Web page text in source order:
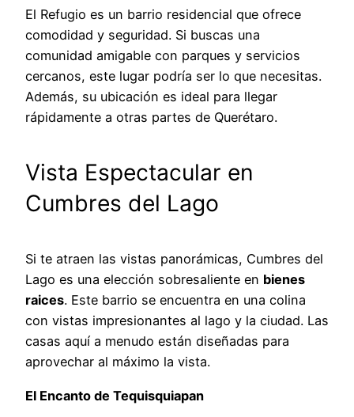
El Refugio es un barrio residencial que ofrece
comodidad y seguridad. Si buscas una
comunidad amigable con parques y servicios
cercanos, este lugar podría ser lo que necesitas.
Además, su ubicación es ideal para llegar
rápidamente a otras partes de Querétaro.
Vista Espectacular en
Cumbres del Lago
Si te atraen las vistas panorámicas, Cumbres del
Lago es una elección sobresaliente en bienes
raices. Este barrio se encuentra en una colina
con vistas impresionantes al lago y la ciudad. Las
casas aquí a menudo están diseñadas para
aprovechar al máximo la vista.
El Encanto de Tequisquiapan